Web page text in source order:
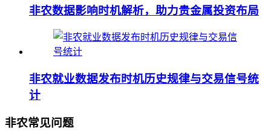
非农数据影响时机解析，助力贵金属投资布局
非农就业数据发布时机历史规律与交易信号统
计
非农常见问题